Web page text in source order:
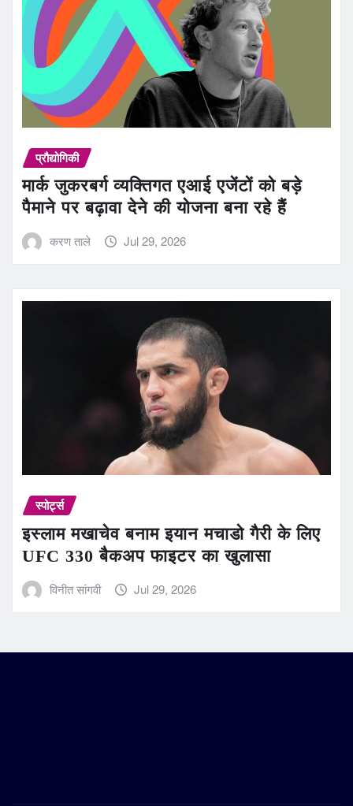
प्रौद्योगिकी
मार्क जुकरबर्ग व्यक्तिगत एआई एजेंटों को बड़े
पैमाने पर बढ़ावा देने की योजना बना रहे हैं
करण ताले Jul 29, 2026
स्पोर्ट्स
इस्लाम मखाचेव बनाम इयान मचाडो गैरी के लिए
UFC 330 बैकअप फाइटर का खुलासा
विनीत सांगवी Jul 29, 2026